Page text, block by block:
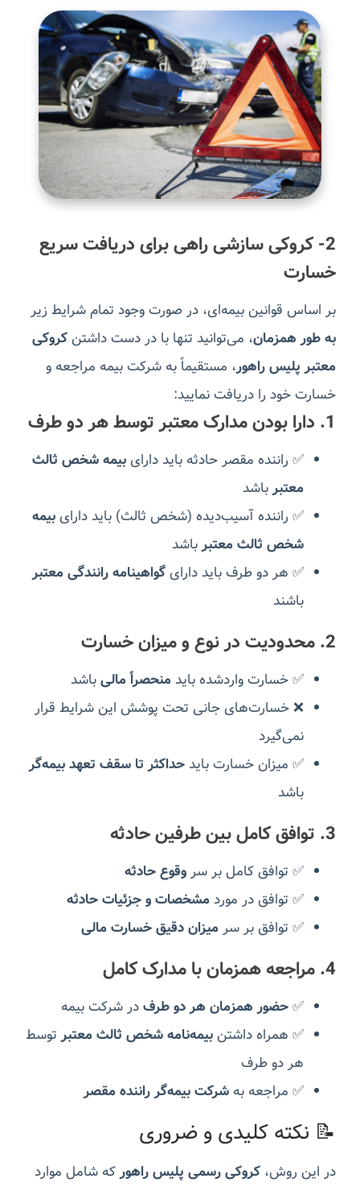
2- کروکی سازشی راهی برای دریافت سریع
خسارت
بر اساس قوانین بیمه‌ای، در صورت وجود تمام شرایط زیر
به طور همزمان، می‌توانید تنها با در دست داشتنکروکی
معتبر پلیس راهور، مستقیماً به شرکت بیمه مراجعه و
خسارت خود را دریافت نمایید:
1. دارا بودن مدارک معتبر توسط هر دو طرف
✅ راننده مقصر حادثه باید دارایبیمه شخص ثالث
معتبرباشد
✅ راننده آسیب‌دیده (شخص ثالث) باید دارایبیمه
شخص ثالث معتبرباشد
✅ هر دو طرف باید دارایگواهینامه رانندگی معتبر
باشند
2. محدودیت در نوع و میزان خسارت
✅ خسارت واردشده باید منحصراً مالیباشد
❌ خسارت‌های جانی تحت پوشش این شرایط قرار
نمی‌گیرد
✅ میزان خسارت بایدحداکثر تا سقف تعهد بیمه‌گر
باشد
3. توافق کامل بین طرفین حادثه
✅ توافق کامل بر سروقوع حادثه
✅ توافق در مورد مشخصات و جزئیات حادثه
✅ توافق بر سر میزان دقیق خسارت مالی
4. مراجعه همزمان با مدارک کامل
✅حضور همزمان هر دو طرفدر شرکت بیمه
✅ همراه داشتنبیمه‌نامه شخص ثالث معتبرتوسط
هر دو طرف
✅ مراجعه به شرکت بیمه‌گر راننده مقصر
📝 نکته کلیدی و ضروری
در این روش، کروکی رسمی پلیس راهورکه شامل موارد